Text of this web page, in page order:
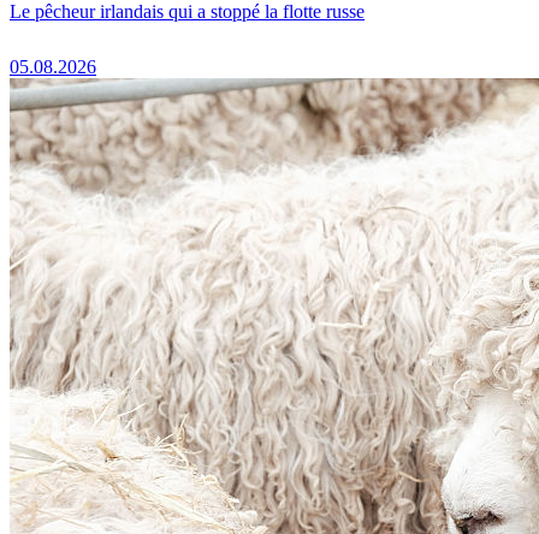
Le pêcheur irlandais qui a stoppé la flotte russe
05.08.2026